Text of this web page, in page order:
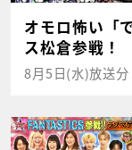
オモロ怖い「
ス松倉参戦！
8月5日(水)放送分